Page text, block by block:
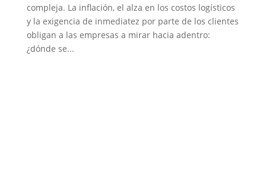
compleja. La inflación, el alza en los costos logísticos
y la exigencia de inmediatez por parte de los clientes
obligan a las empresas a mirar hacia adentro:
¿dónde se...